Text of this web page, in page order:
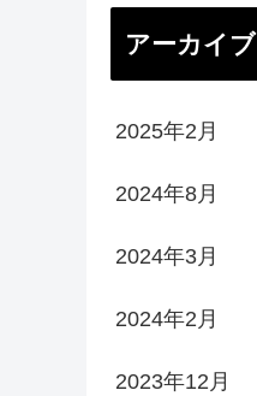
アーカイブ
2025年2月
2024年8月
2024年3月
2024年2月
2023年12月